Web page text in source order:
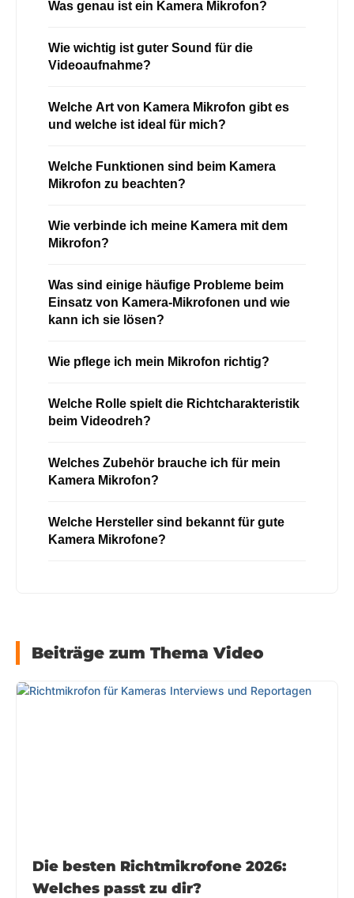
Was genau ist ein Kamera Mikrofon?
Wie wichtig ist guter Sound für die
Videoaufnahme?
Welche Art von Kamera Mikrofon gibt es
und welche ist ideal für mich?
Welche Funktionen sind beim Kamera
Mikrofon zu beachten?
Wie verbinde ich meine Kamera mit dem
Mikrofon?
Was sind einige häufige Probleme beim
Einsatz von Kamera-Mikrofonen und wie
kann ich sie lösen?
Wie pflege ich mein Mikrofon richtig?
Welche Rolle spielt die Richtcharakteristik
beim Videodreh?
Welches Zubehör brauche ich für mein
Kamera Mikrofon?
Welche Hersteller sind bekannt für gute
Kamera Mikrofone?
Beiträge zum Thema Video
Die besten Richtmikrofone 2026:
Welches passt zu dir?